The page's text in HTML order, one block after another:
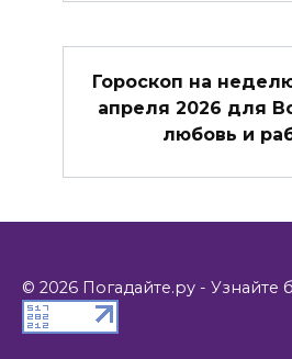
Гороскоп на
апреля 2026 для
любовь и
© 2026 Погадайте.ру - Узнайте